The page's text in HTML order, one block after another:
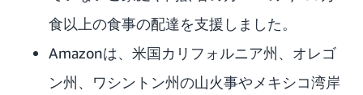
食以上の食事の配達を支援しました。
Amazonは、米国カリフォルニア州、オレゴ
ン州、ワシントン州の山火事やメキシコ湾岸